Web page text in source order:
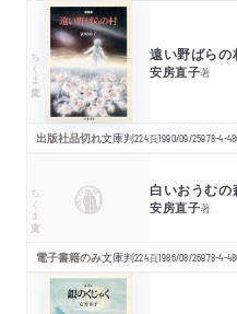
ちくま文庫 遠い野ばらの
安房直子著
出版社品切れ文庫判224頁1990/09/25978-4-
ちくま文庫 白いおうむの
安房直子著
電子書籍のみ文庫判224頁1986/08/26978-4-